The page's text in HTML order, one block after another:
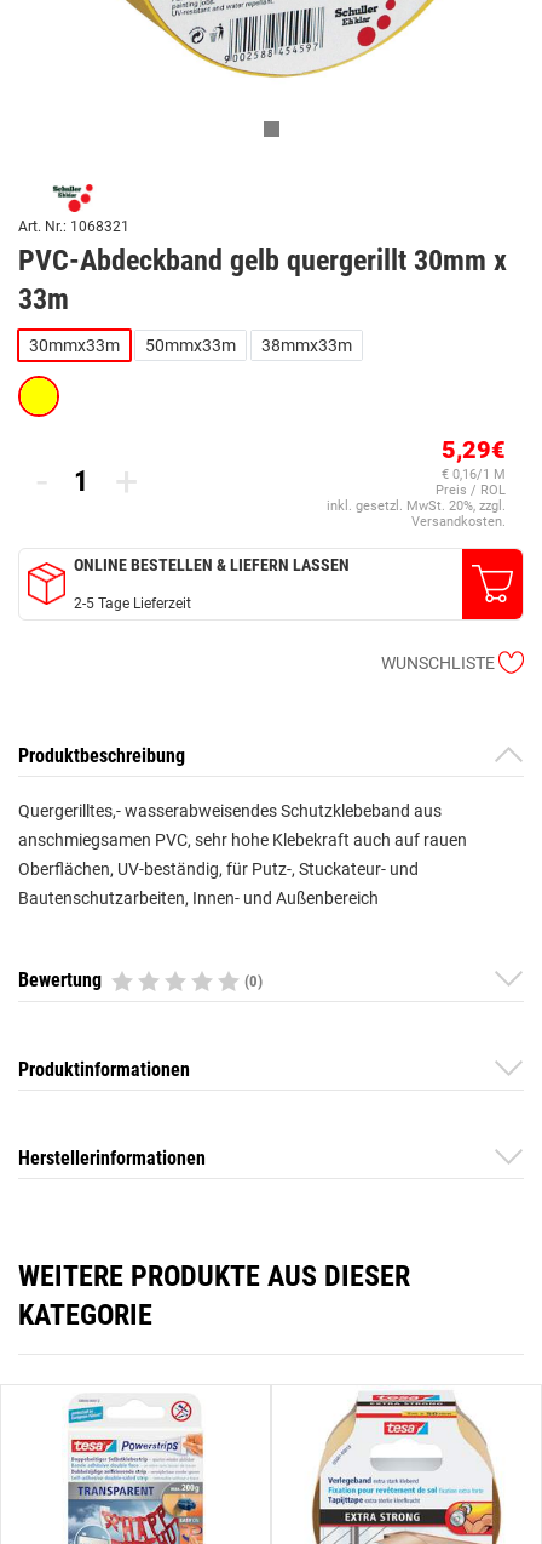
Art. Nr.: 1068321
PVC-Abdeckband gelb quergerillt 30mm x
33m
30mmx33m 50mmx33m 38mmx33m
- +
5,29€
€ 0,16/1 M
Preis / ROL
inkl. gesetzl. MwSt. 20%, zzgl.
Versandkosten.
ONLINE BESTELLEN & LIEFERN LASSEN
2-5 Tage Lieferzeit
WUNSCHLISTE
Produktbeschreibung
Quergerilltes,- wasserabweisendes Schutzklebeband aus
anschmiegsamen PVC, sehr hohe Klebekraft auch auf rauen
Oberflächen, UV-beständig, für Putz-, Stuckateur- und
Bautenschutzarbeiten, Innen- und Außenbereich
Bewertung (0)
Produktinformationen
Herstellerinformationen
WEITERE PRODUKTE AUS DIESER
KATEGORIE